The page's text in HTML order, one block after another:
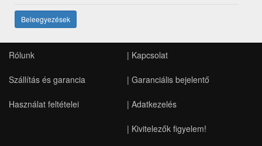
Beleegyezések
Rólunk
Szállítás és garancia
Használat feltételei
| Kapcsolat
| Garanciális bejelentő
| Adatkezelés
| Kivitelezők figyelem!